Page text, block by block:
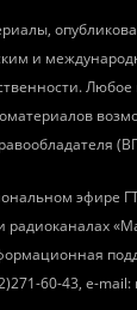
и
Любое
эфире
радиоканалах
60-43, e-